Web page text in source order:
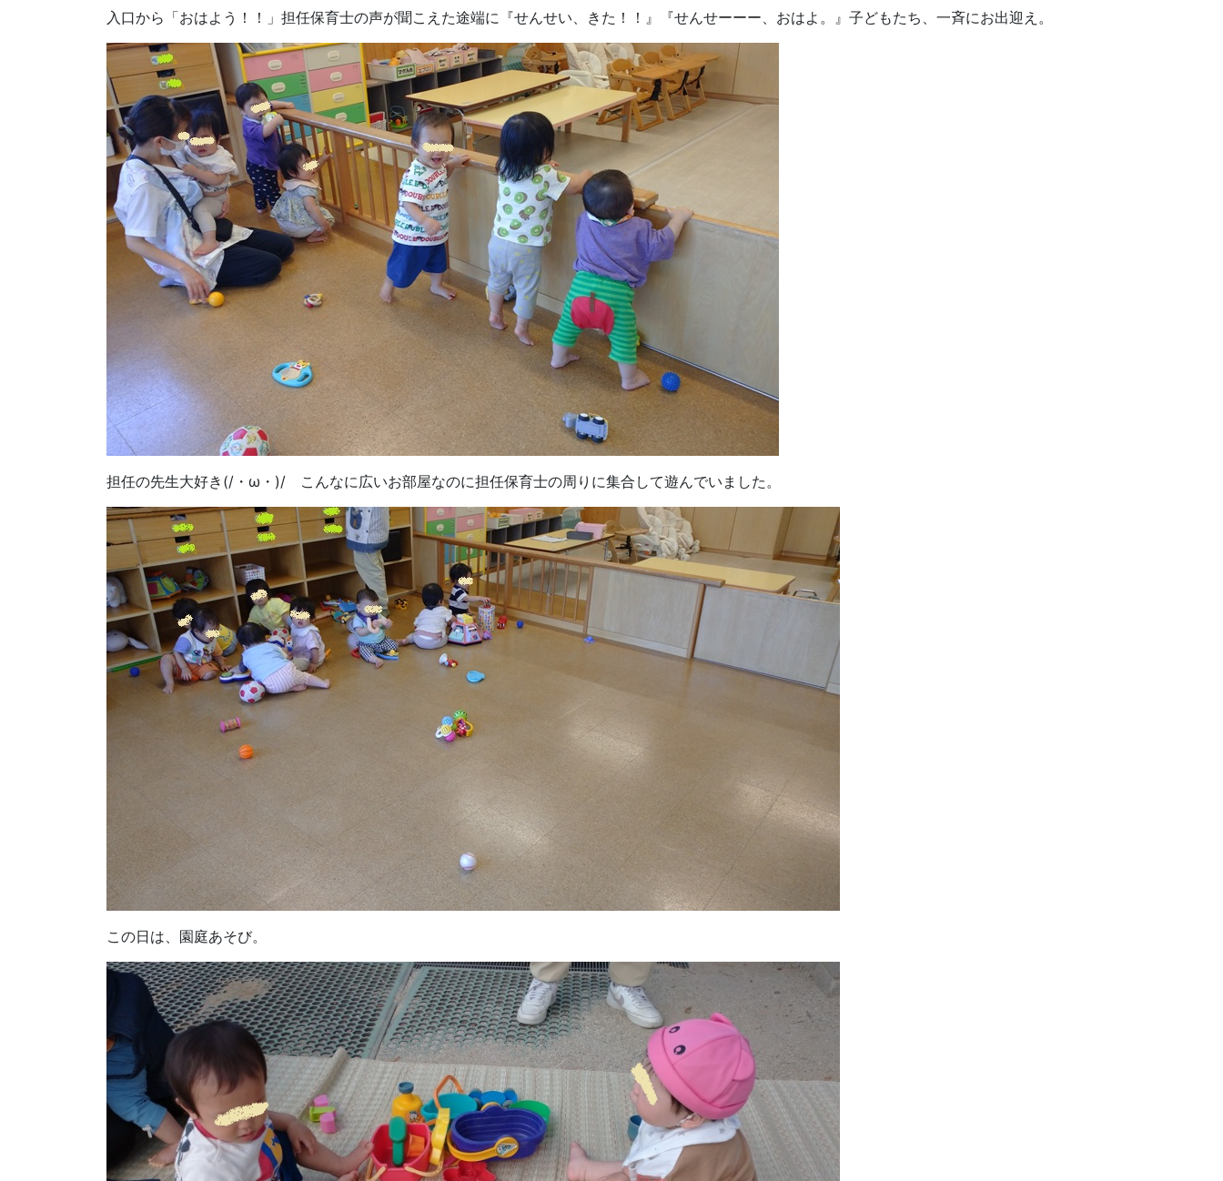
入口から「おはよう！！」担任保育士の声が聞こえた途端に『せんせい、きた！！』『せんせーーー、おはよ。』子どもたち、一斉にお出迎え。
担任の先生大好き(/・ω・)/ こんなに広いお部屋なのに担任保育士の周りに集合して遊んでいました。
この日は、園庭あそび。